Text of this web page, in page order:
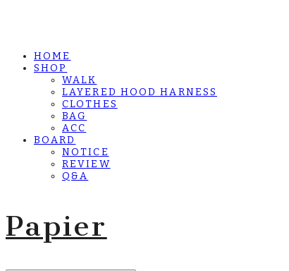
HOME
SHOP
WALK
LAYERED HOOD HARNESS
CLOTHES
BAG
ACC
BOARD
NOTICE
REVIEW
Q&A
Papier